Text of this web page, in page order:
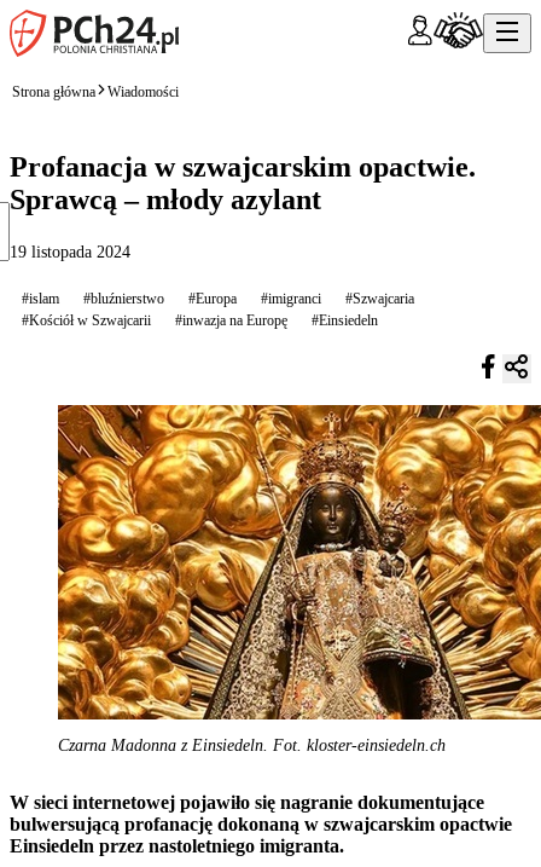
Strona główna Wiadomości
Profanacja w szwajcarskim opactwie.
Sprawcą – młody azylant
19 listopada 2024
#islam #bluźnierstwo #Europa #imigranci
#Szwajcaria
#Kościół w Szwajcarii
#inwazja na Europę #Einsiedeln
Czarna Madonna z Einsiedeln. Fot. kloster-einsiedeln.ch
W sieci internetowej pojawiło się nagranie dokumentujące
bulwersującą profanację dokonaną w szwajcarskim opactwie
Einsiedeln przez nastoletniego imigranta.